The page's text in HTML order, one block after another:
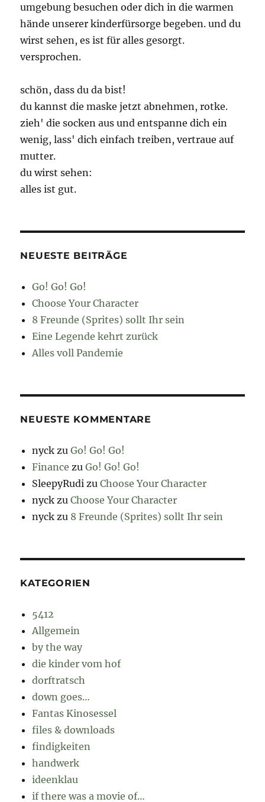
umgebung besuchen oder dich in die warmen
hände unserer kinderfürsorge begeben. und du
wirst sehen, es ist für alles gesorgt.
versprochen.
schön, dass du da bist!
du kannst die maske jetzt abnehmen, rotke.
zieh' die socken aus und entspanne dich ein
wenig, lass' dich einfach treiben, vertraue auf
mutter.
du wirst sehen:
alles ist gut.
NEUESTE BEITRÄGE
Go! Go! Go!
Choose Your Character
8 Freunde (Sprites) sollt Ihr sein
Eine Legende kehrt zurück
Alles voll Pandemie
NEUESTE KOMMENTARE
nyck zuGo! Go! Go!
Finance zuGo! Go! Go!
SleepyRudi zuChoose Your Character
nyck zuChoose Your Character
nyck zu 8 Freunde (Sprites) sollt Ihr sein
KATEGORIEN
5412
Allgemein
by the way
die kinder vom hof
dorftratsch
down goes…
Fantas Kinosessel
files & downloads
findigkeiten
handwerk
ideenklau
if there was a movie of…